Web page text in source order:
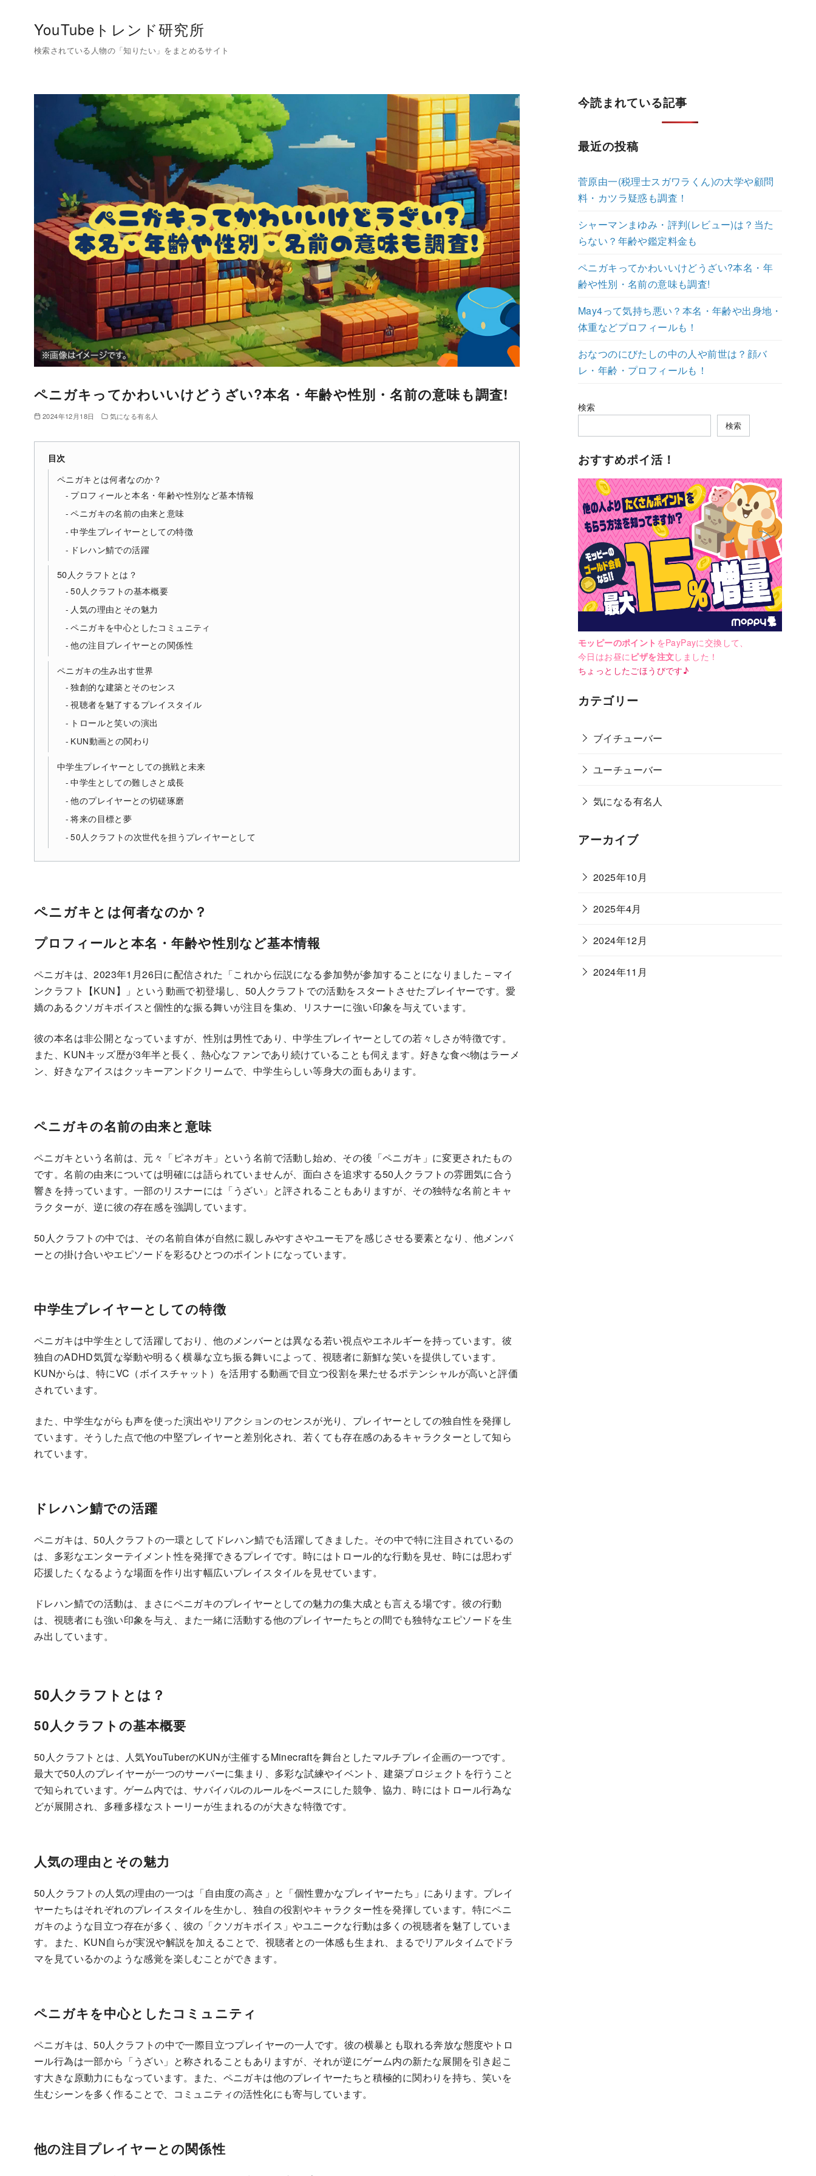
YouTubeトレンド研究所
検索されている人物の「知りたい」をまとめるサイト
ペニガキってかわいいけどうざい?本名・年齢や性別・名前の意味も調査!
2024年12月18日 気になる有名人
目次
ペニガキとは何者なのか？
プロフィールと本名・年齢や性別など基本情報
ペニガキの名前の由来と意味
中学生プレイヤーとしての特徴
ドレハン鯖での活躍
50人クラフトとは？
50人クラフトの基本概要
人気の理由とその魅力
ペニガキを中心としたコミュニティ
他の注目プレイヤーとの関係性
ペニガキの生み出す世界
独創的な建築とそのセンス
視聴者を魅了するプレイスタイル
トロールと笑いの演出
KUN動画との関わり
中学生プレイヤーとしての挑戦と未来
中学生としての難しさと成長
他のプレイヤーとの切磋琢磨
将来の目標と夢
50人クラフトの次世代を担うプレイヤーとして
ペニガキとは何者なのか？
プロフィールと本名・年齢や性別など基本情報
ペニガキは、2023年1月26日に配信された「これから伝説になる参加勢が参加することになりました – マイ
ンクラフト【KUN】」という動画で初登場し、50人クラフトでの活動をスタートさせたプレイヤーです。愛
嬌のあるクソガキボイスと個性的な振る舞いが注目を集め、リスナーに強い印象を与えています。
彼の本名は非公開となっていますが、性別は男性であり、中学生プレイヤーとしての若々しさが特徴です。
また、KUNキッズ歴が3年半と長く、熱心なファンであり続けていることも伺えます。好きな食べ物はラーメ
ン、好きなアイスはクッキーアンドクリームで、中学生らしい等身大の面もあります。
ペニガキの名前の由来と意味
ペニガキという名前は、元々「ピネガキ」という名前で活動し始め、その後「ペニガキ」に変更されたもの
です。名前の由来については明確には語られていませんが、面白さを追求する50人クラフトの雰囲気に合う
響きを持っています。一部のリスナーには「うざい」と評されることもありますが、その独特な名前とキャ
ラクターが、逆に彼の存在感を強調しています。
50人クラフトの中では、その名前自体が自然に親しみやすさやユーモアを感じさせる要素となり、他メンバ
ーとの掛け合いやエピソードを彩るひとつのポイントになっています。
中学生プレイヤーとしての特徴
ペニガキは中学生として活躍しており、他のメンバーとは異なる若い視点やエネルギーを持っています。彼
独自のADHD気質な挙動や明るく横暴な立ち振る舞いによって、視聴者に新鮮な笑いを提供しています。
KUNからは、特にVC（ボイスチャット）を活用する動画で目立つ役割を果たせるポテンシャルが高いと評価
されています。
また、中学生ながらも声を使った演出やリアクションのセンスが光り、プレイヤーとしての独自性を発揮し
ています。そうした点で他の中堅プレイヤーと差別化され、若くても存在感のあるキャラクターとして知ら
れています。
ドレハン鯖での活躍
ペニガキは、50人クラフトの一環としてドレハン鯖でも活躍してきました。その中で特に注目されているの
は、多彩なエンターテイメント性を発揮できるプレイです。時にはトロール的な行動を見せ、時には思わず
応援したくなるような場面を作り出す幅広いプレイスタイルを見せています。
ドレハン鯖での活動は、まさにペニガキのプレイヤーとしての魅力の集大成とも言える場です。彼の行動
は、視聴者にも強い印象を与え、また一緒に活動する他のプレイヤーたちとの間でも独特なエピソードを生
み出しています。
50人クラフトとは？
50人クラフトの基本概要
50人クラフトとは、人気YouTuberのKUNが主催するMinecraftを舞台としたマルチプレイ企画の一つです。
最大で50人のプレイヤーが一つのサーバーに集まり、多彩な試練やイベント、建築プロジェクトを行うこと
で知られています。ゲーム内では、サバイバルのルールをベースにした競争、協力、時にはトロール行為な
どが展開され、多種多様なストーリーが生まれるのが大きな特徴です。
人気の理由とその魅力
50人クラフトの人気の理由の一つは「自由度の高さ」と「個性豊かなプレイヤーたち」にあります。プレイ
ヤーたちはそれぞれのプレイスタイルを生かし、独自の役割やキャラクター性を発揮しています。特にペニ
ガキのような目立つ存在が多く、彼の「クソガキボイス」やユニークな行動は多くの視聴者を魅了していま
す。また、KUN自らが実況や解説を加えることで、視聴者との一体感も生まれ、まるでリアルタイムでドラ
マを見ているかのような感覚を楽しむことができます。
ペニガキを中心としたコミュニティ
ペニガキは、50人クラフトの中で一際目立つプレイヤーの一人です。彼の横暴とも取れる奔放な態度やトロ
ール行為は一部から「うざい」と称されることもありますが、それが逆にゲーム内の新たな展開を引き起こ
す大きな原動力にもなっています。また、ペニガキは他のプレイヤーたちと積極的に関わりを持ち、笑いを
生むシーンを多く作ることで、コミュニティの活性化にも寄与しています。
他の注目プレイヤーとの関係性
今読まれている記事
最近の投稿
菅原由一(税理士スガワラくん)の大学や顧問
料・カツラ疑惑も調査！
シャーマンまゆみ・評判(レビュー)は？当た
らない？年齢や鑑定料金も
ペニガキってかわいいけどうざい?本名・年
齢や性別・名前の意味も調査!
May4って気持ち悪い？本名・年齢や出身地・
体重などプロフィールも！
おなつのにびたしの中の人や前世は？顔バ
レ・年齢・プロフィールも！
検索
検索
おすすめポイ活！
モッピーのポイント をPayPayに交換して、
今日はお昼に ピザを注文しました！
ちょっとしたごほうびです♪
カテゴリー
ブイチューバー
ユーチューバー
気になる有名人
アーカイブ
2025年10月
2025年4月
2024年12月
2024年11月